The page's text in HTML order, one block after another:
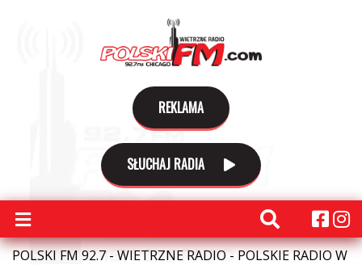
REKLAMA
SŁUCHAJ RADIA
POLSKI FM 92.7 - WIETRZNE RADIO - POLSKIE RADIO W